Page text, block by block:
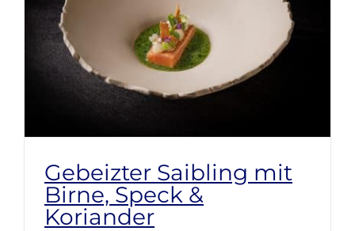
Gebeizter Saibling mit
Birne, Speck &
Koriander